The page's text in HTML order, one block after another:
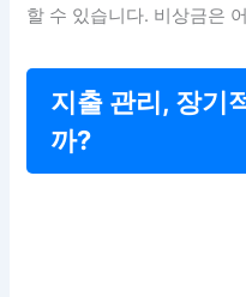
할 수 있습니다. 비상금은
지출 관리, 장기
까?